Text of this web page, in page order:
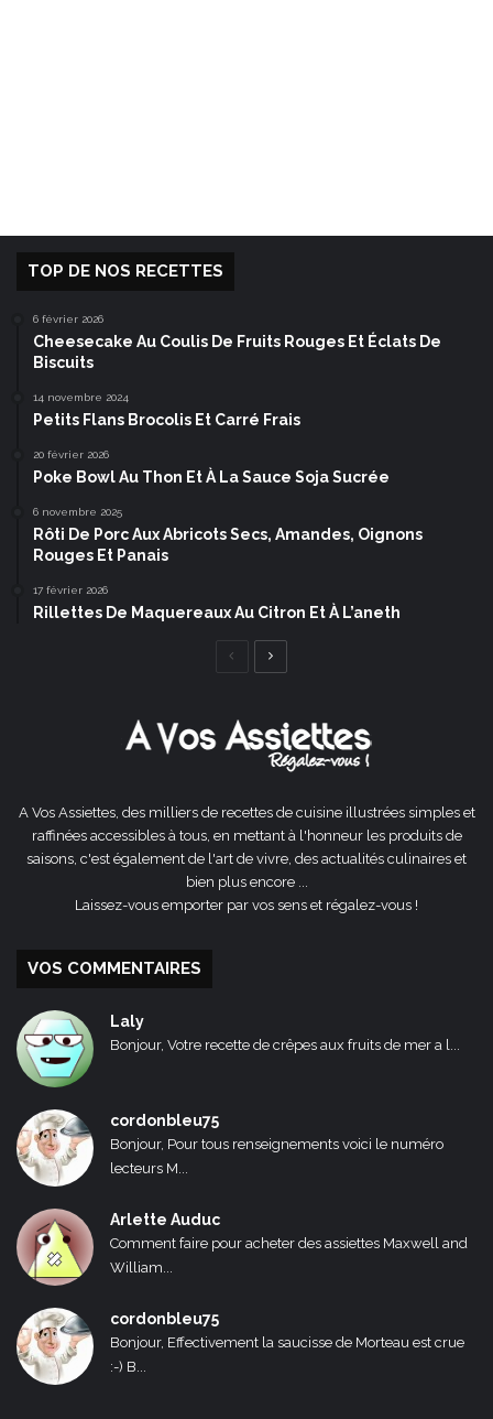
TOP DE NOS RECETTES
6 février 2026
Cheesecake Au Coulis De Fruits Rouges Et Éclats De
Biscuits
14 novembre 2024
Petits Flans Brocolis Et Carré Frais
20 février 2026
Poke Bowl Au Thon Et À La Sauce Soja Sucrée
6 novembre 2025
Rôti De Porc Aux Abricots Secs, Amandes, Oignons
Rouges Et Panais
17 février 2026
Rillettes De Maquereaux Au Citron Et À L’aneth
Page
A Vos Assiettes, des milliers de recettes de cuisine illustrées simples et
raffinées accessibles à tous, en mettant à l'honneur les produits de
saisons, c'est également de l'art de vivre, des actualités culinaires et
bien plus encore ...
Laissez-vous emporter par vos sens et régalez-vous !
VOS COMMENTAIRES
Laly
Bonjour, Votre recette de crêpes aux fruits de mer a l...
cordonbleu75
Bonjour, Pour tous renseignements voici le numéro
lecteurs M...
Arlette Auduc
Comment faire pour acheter des assiettes Maxwell and
William...
cordonbleu75
Bonjour, Effectivement la saucisse de Morteau est crue
:-) B...